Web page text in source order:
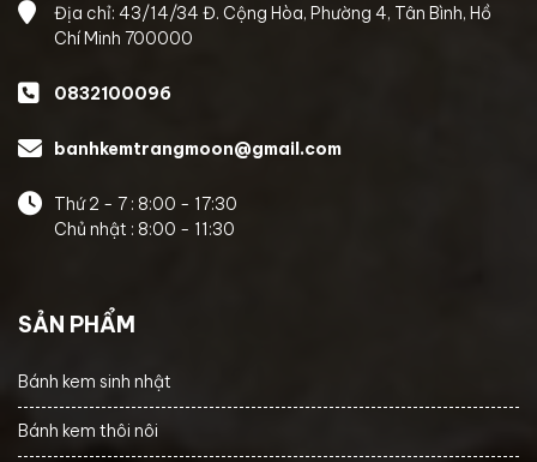
Địa chỉ: 43/14/34 Đ. Cộng Hòa, Phường 4, Tân Bình, Hồ
Chí Minh 700000
0832100096
banhkemtrangmoon@gmail.com
Thứ 2 - 7 : 8:00 - 17:30
Chủ nhật : 8:00 - 11:30
SẢN PHẨM
Bánh kem sinh nhật
Bánh kem thôi nôi